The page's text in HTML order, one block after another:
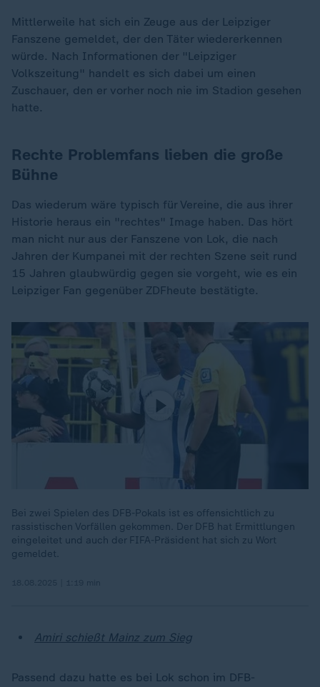
Mittlerweile hat sich ein Zeuge aus der Leipziger
Fanszene gemeldet, der den Täter wiedererkennen
würde. Nach Informationen der "Leipziger
Volkszeitung" handelt es sich dabei um einen
Zuschauer, den er vorher noch nie im Stadion gesehen
hatte.
Rechte Problemfans lieben die große
Bühne
Das wiederum wäre typisch für Vereine, die aus ihrer
Historie heraus ein "rechtes" Image haben. Das hört
man nicht nur aus der Fanszene von Lok, die nach
Jahren der Kumpanei mit der rechten Szene seit rund
15 Jahren glaubwürdig gegen sie vorgeht, wie es ein
Leipziger Fan gegenüber ZDFheute bestätigte.
Bei zwei Spielen des DFB-Pokals ist es offensichtlich zu
rassistischen Vorfällen gekommen. Der DFB hat Ermittlungen
eingeleitet und auch der FIFA-Präsident hat sich zu Wort
gemeldet.
Amiri schießt Mainz zum Sieg
Passend dazu hatte es bei Lok schon im DFB-